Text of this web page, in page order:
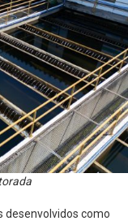
desenvolvidos como